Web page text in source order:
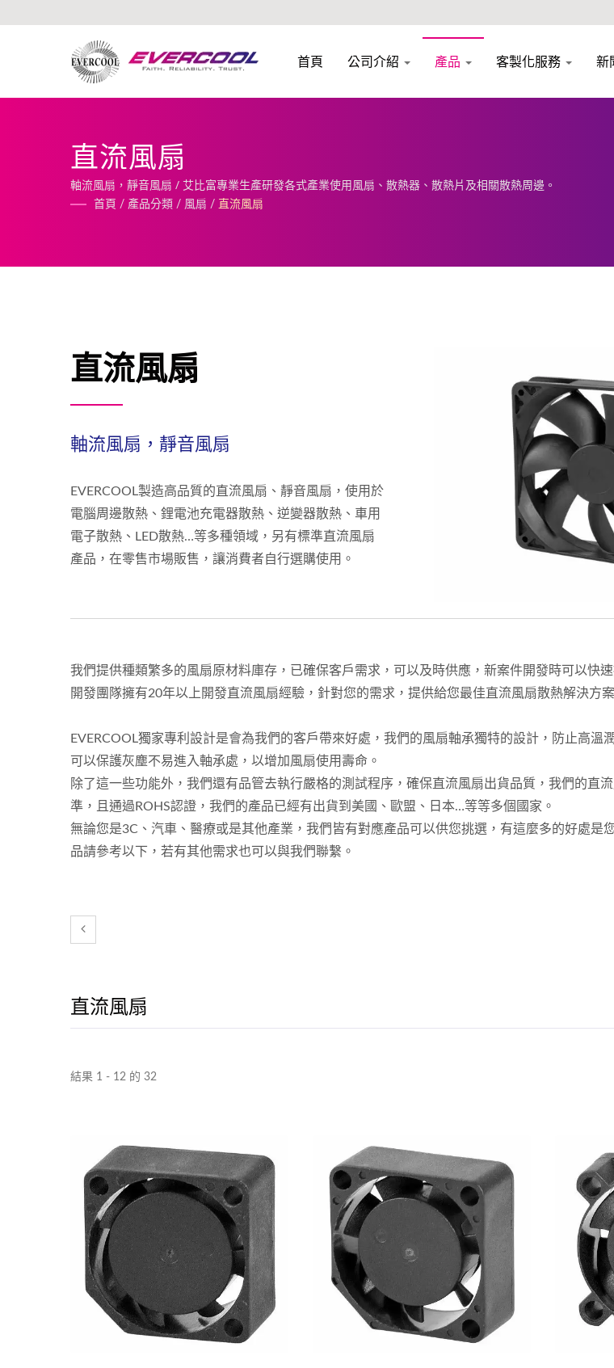
首頁 公司介紹 產品 客製化服務 新
直流風扇
軸流風扇，靜音風扇 / 艾比富專業生產研發各式產業使用風扇、散熱器、散熱片及相關散熱周邊。
首頁 / 產品分類 / 風扇 / 直流風扇
直流風扇
軸流風扇，靜音風扇
EVERCOOL製造高品質的直流風扇、靜音風扇，使用於
電腦周邊散熱、鋰電池充電器散熱、逆變器散熱、車用
電子散熱、LED散熱…等多種領域，另有標準直流風扇
產品，在零售市場販售，讓消費者自行選購使用。
我們提供種類繁多的風扇原材料庫存，已確保客戶需求，可以及時供應，新案件開發時可以快
開發團隊擁有20年以上開發直流風扇經驗，針對您的需求，提供給您最佳直流風扇散熱解決方案
EVERCOOL獨家專利設計是會為我們的客戶帶來好處，我們的風扇軸承獨特的設計，防止高溫
可以保護灰塵不易進入軸承處，以增加風扇使用壽命。
除了這一些功能外，我們還有品管去執行嚴格的測試程序，確保直流風扇出貨品質，我們的直
準，且通過ROHS認證，我們的產品已經有出貨到美國、歐盟、日本…等等多個國家。
無論您是3C、汽車、醫療或是其他產業，我們皆有對應產品可以供您挑選，有這麼多的好處是
品請參考以下，若有其他需求也可以與我們聯繫。
直流風扇
結果 1 - 12 的 32
直流風扇 散熱方案客製服務